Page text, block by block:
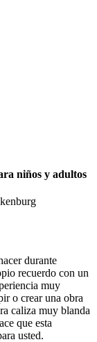
niños y adultos
durante
recuerdo con un
muy
o crear una obra
caliza muy blanda
que esta
usted.